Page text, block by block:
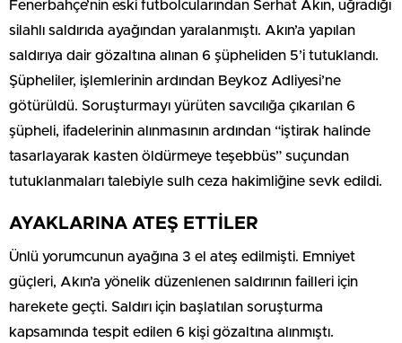
Fenerbahçe’nin eski futbolcularından Serhat Akın, uğradığı
silahlı saldırıda ayağından yaralanmıştı. Akın’a yapılan
saldırıya dair gözaltına alınan 6 şüpheliden 5’i tutuklandı.
Şüpheliler, işlemlerinin ardından Beykoz Adliyesi’ne
götürüldü. Soruşturmayı yürüten savcılığa çıkarılan 6
şüpheli, ifadelerinin alınmasının ardından “iştirak halinde
tasarlayarak kasten öldürmeye teşebbüs” suçundan
tutuklanmaları talebiyle sulh ceza hakimliğine sevk edildi.
AYAKLARINA ATEŞ ETTİLER
Ünlü yorumcunun ayağına 3 el ateş edilmişti. Emniyet
güçleri, Akın’a yönelik düzenlenen saldırının failleri için
harekete geçti. Saldırı için başlatılan soruşturma
kapsamında tespit edilen 6 kişi gözaltına alınmıştı.